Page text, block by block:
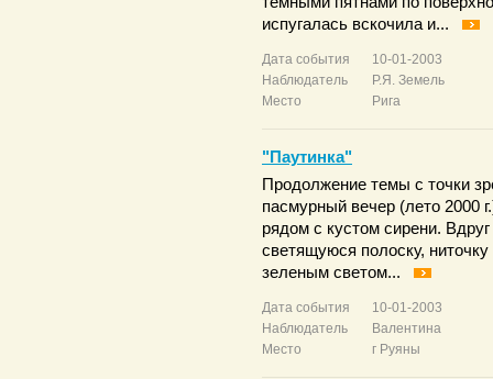
испугалась вскочила и...
Дата события
10-01-2003
Наблюдатель
Р.Я. Земель
Место
Рига
"Паутинка"
Продолжение темы с точки
пасмурный вечер (лето 2000
рядом с кустом сирени.
светящуюся полоску,
зеленым светом...
Дата события
10-01-2003
Наблюдатель
Валентина
Место
г Руяны